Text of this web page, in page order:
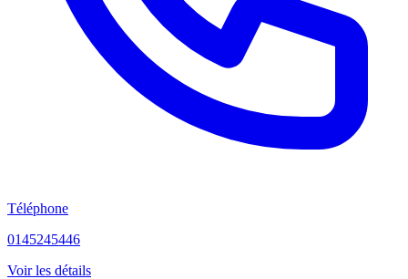
Téléphone
0145245446
Voir les détails